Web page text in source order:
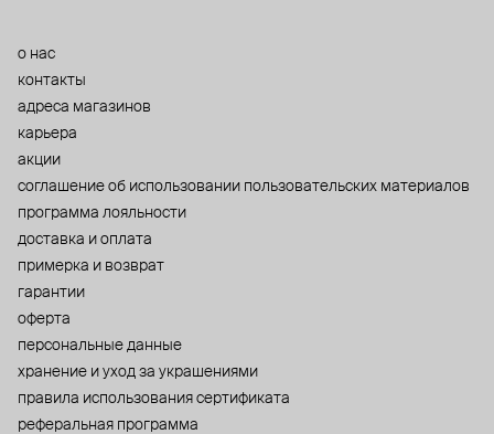
о нас
контакты
адреса магазинов
карьера
акции
cоглашение об использовании пользовательских материалов
программа лояльности
доставка и оплата
примерка и возврат
гарантии
оферта
персональные данные
хранение и уход за украшениями
правила использования сертификата
реферальная программа